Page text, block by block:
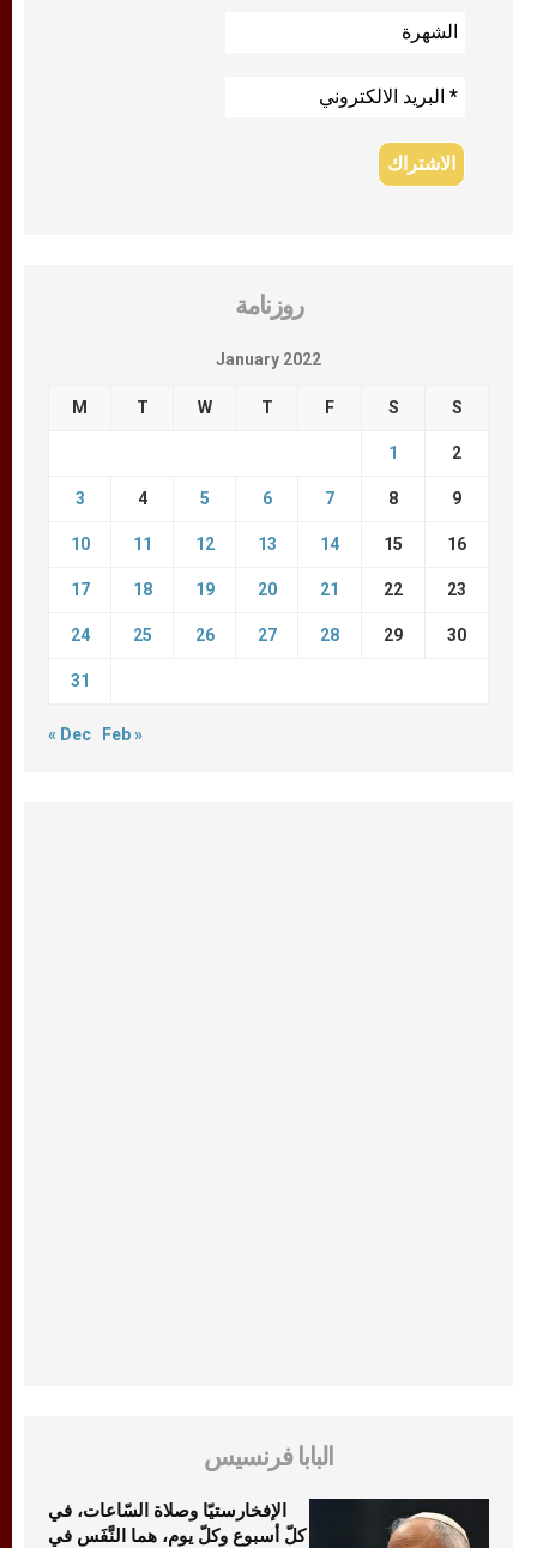
روزنامة
January 2022
M T W T F S S
1 2
3 4 5 6 7 8 9
10 11 12 13 14 15 16
17 18 19 20 21 22 23
24 25 26 27 28 29 30
31
« Dec Feb »
البابا فرنسيس
الإفخارستيّا وصلاة السّاعات، في
كلّ أسبوع وكلّ يوم، هما النَّفَس في